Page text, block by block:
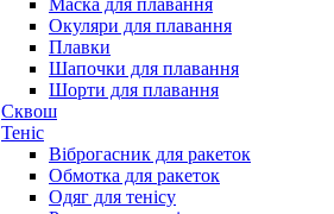
Маска для плавання
Окуляри для плавання
Плавки
Шапочки для плавання
Шорти для плавання
Сквош
Теніс
Віброгасник для ракеток
Обмотка для ракеток
Одяг для тенісу